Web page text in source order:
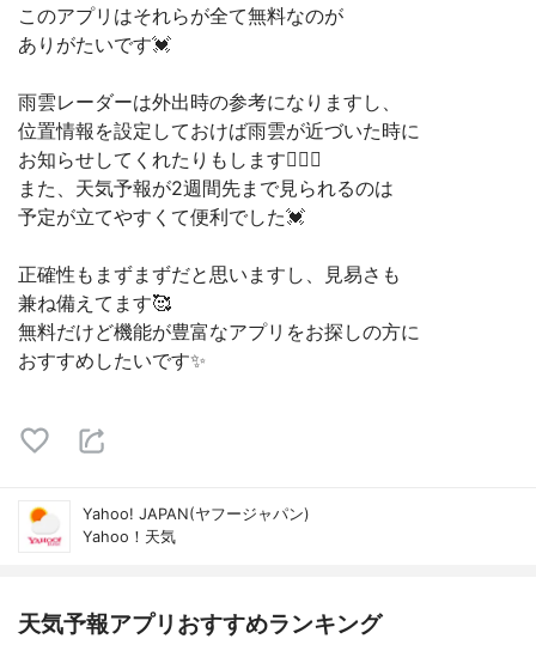
このアプリはそれらが全て無料なのが
ありがたいです💓
雨雲レーダーは外出時の参考になりますし、
位置情報を設定しておけば雨雲が近づいた時に
お知らせしてくれたりもします🙆‍♀️✨
また、天気予報が2週間先まで見られるのは
予定が立てやすくて便利でした💓
正確性もまずまずだと思いますし、見易さも
兼ね備えてます🥰
無料だけど機能が豊富なアプリをお探しの方に
おすすめしたいです✨
Yahoo! JAPAN(ヤフージャパン)
Yahoo！天気
天気予報アプリおすすめランキング